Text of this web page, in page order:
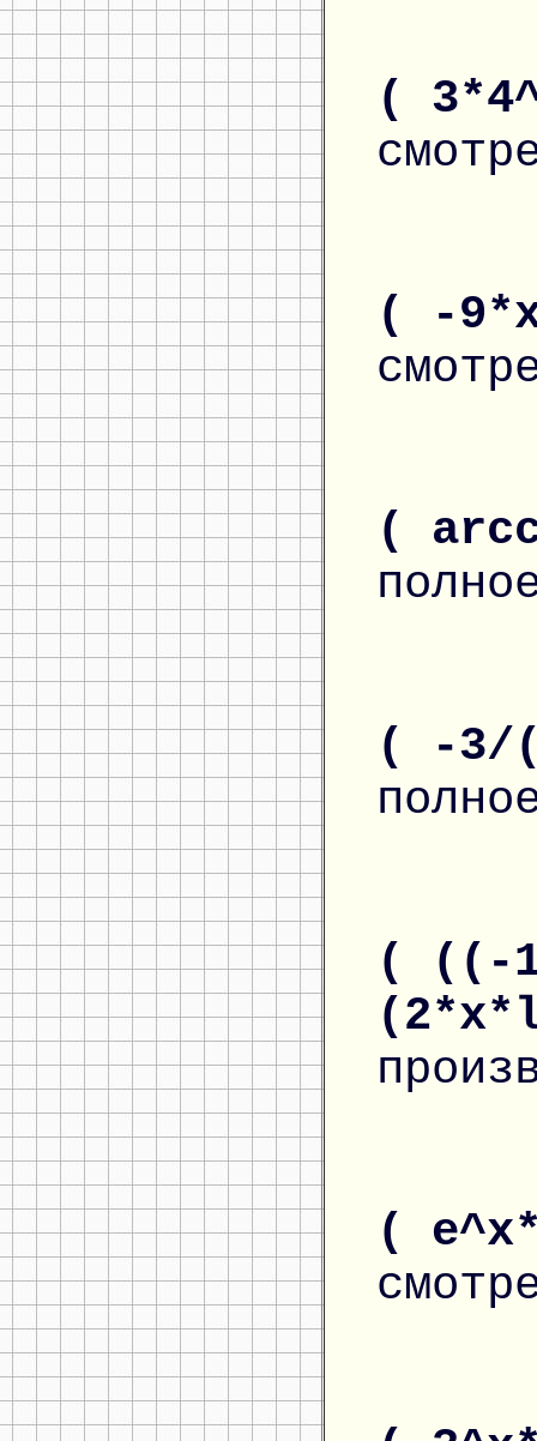
(
( -
(
( -3/
( ((-
(